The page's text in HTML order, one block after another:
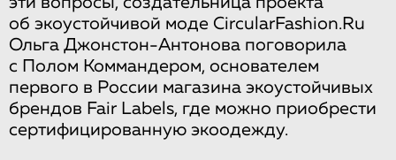
об экоустойчивой моде CircularFashion.Ru
Ольга Джонстон-Антонова поговорила
с Полом Коммандером, основателем
первого в России магазина экоустойчивых
брендов Fair Labels, где можно приобрести
сертифицированную экоодежду.